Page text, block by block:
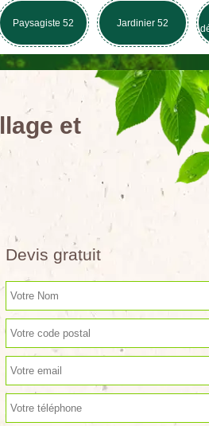
Paysagiste 52 Jardinier 52
et
Devis gratuit